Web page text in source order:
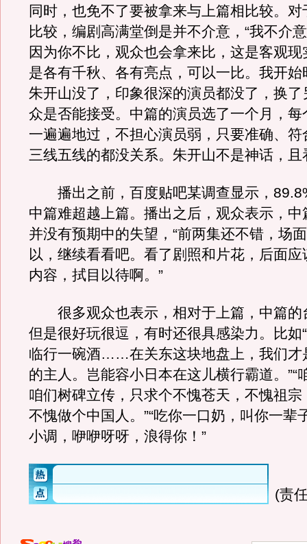
同时，也免不了要被拿来与上篇相比较。
比较，编剧高满堂倒是并不介意，“我不介
因为你不比，观众也会拿来比，这是客观
是各有千秋、各有亮点，可以一比。我开始
朱开山没了，印象很深的演员都没了，换了
众是否能接受。中篇的演员选了一个月，每
一遍遍地过，不担心演员弱，只要准确、符
三线五线的都没关系。朱开山不是神话，且
播出之前，百度贴吧某调查显示，
中篇难超越上篇。播出之后，观众表示，中
并没有预期中的失望，“前两集还不错，场
以，继续看看吧。看了剧照和片花，后面
内容，拭目以待啊。”
很多观众也表示，相对于上篇，中篇的
但是很好玩很逗，有时还很具感染力。比如
临行一碗酒……在关东这块地盘上，我们才
的主人。岂能容小日本在这儿横行霸道。”“
咱们树碑立传，只求个不愧苍天，不愧祖宗
不愧做个中国人。”“吃你一口奶，叫你一
小调，咿咿呀呀，浪得你！”
(责